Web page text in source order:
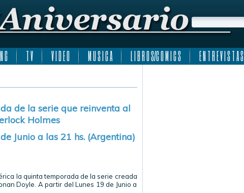
G T V V I D E O M U S I C A L I B R O S/C O M I C S E N T R E V I S T A S
de la serie que reinventa al
Holmes
Junio a las 21 hs. (Argentina)
la quinta temporada de la serie creada
Doyle. A partir del Lunes 19 de Junio a